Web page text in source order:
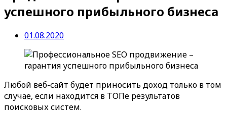
успешного прибыльного бизнеса
01.08.2020
Любой веб-сайт будет приносить доход только в том
случае, если находится в ТОПе результатов
поисковых систем.